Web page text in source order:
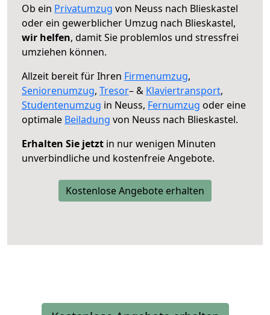
Ob ein Privatumzug von Neuss nach Blieskastel
oder ein gewerblicher Umzug nach Blieskastel,
wir helfen, damit Sie problemlos und stressfrei
umziehen können.
Allzeit bereit für Ihren Firmenumzug,
Seniorenumzug, Tresor– & Klaviertransport,
Studentenumzug in Neuss, Fernumzug oder eine
optimale Beiladung von Neuss nach Blieskastel.
Erhalten Sie jetzt in nur wenigen Minuten
unverbindliche und kostenfreie Angebote.
Kostenlose Angebote erhalten